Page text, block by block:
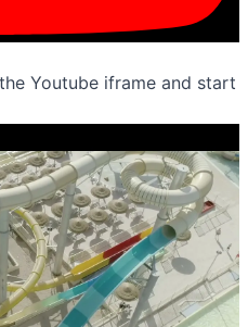
Youtube iframe and start